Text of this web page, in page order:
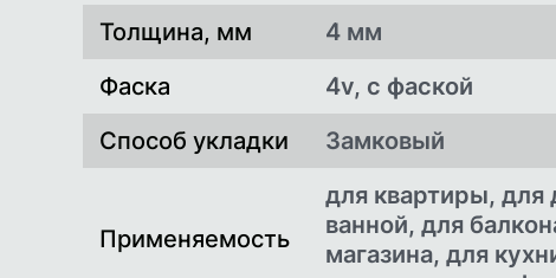
Толщина, мм
4 мм
Фаска
4v, с фаской
Способ укладки
Замковый
Применяемость
для квартиры, для
ванной, для
магазина, для